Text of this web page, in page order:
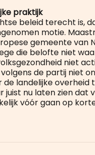
praktijk
beleid terecht is,
motie.
gemeente van
die belofte niet
niet
de partij niet
landelijke overheid
nu laten zien dat
vóór gaan op